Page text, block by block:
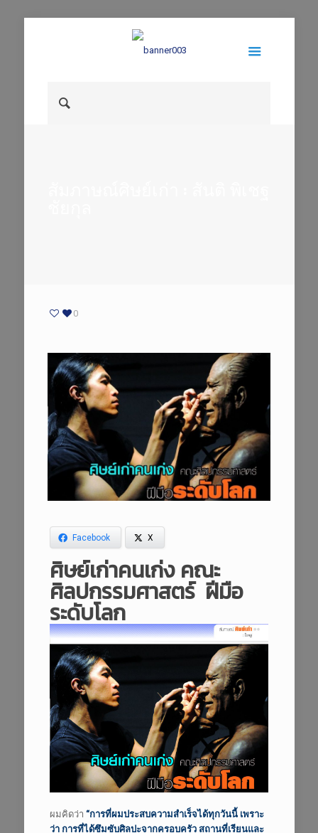
0
Facebook X
ศิษย์เก่าคนเก่ง คณะ
ศิลปกรรมศาสตร์ฝีมือ
ระดับโลก
ผมคิดว่า “การที่ผมประสบความสำเร็จได้ทุกวันนี้ เพราะ
ว่า การที่ได้ซึมซับศิลปะจากครอบครัว สถานที่เรียนและ